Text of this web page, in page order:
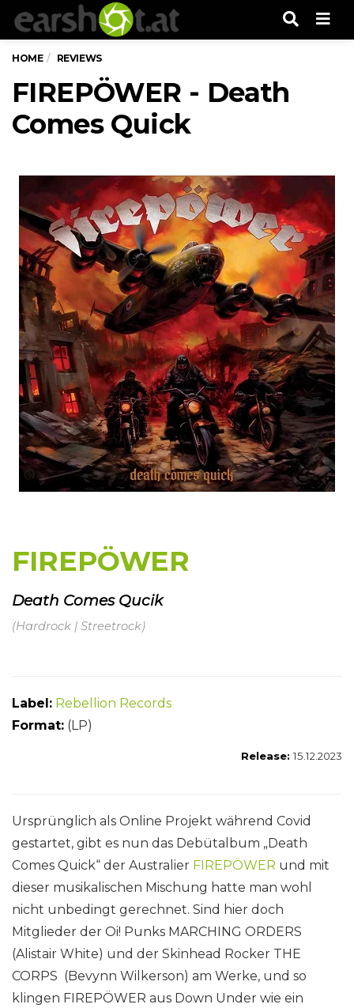
HOME REVIEWS
FIREPÖWER - Death
Comes Quick
FIREPÖWER
Death Comes Qucik
(Hardrock | Streetrock)
Label: Rebellion Records
Format: (LP)
Release:15.12.2023
Ursprünglich als Online Projekt während Covid
gestartet, gibt es nun das Debütalbum „Death
Comes Quick“ der Australier FIREPÖWER und mit
dieser musikalischen Mischung hatte man wohl
nicht unbedingt gerechnet. Sind hier doch
Mitglieder der Oi! Punks MARCHING ORDERS
(Alistair White) und der Skinhead Rocker THE
CORPS (Bevynn Wilkerson) am Werke, und so
klingen FIREPÖWER aus Down Under wie ein